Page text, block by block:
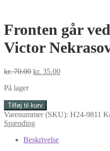
Fronten går
Victor
kr.70.00 Den
kr. 70.00.
kr. 35.00Den
På lager
Fronten
går
ved
Stalingrad
Tilføj til kurv
Varenummer (SKU): H24-9811
Spænding
Beskrivelse